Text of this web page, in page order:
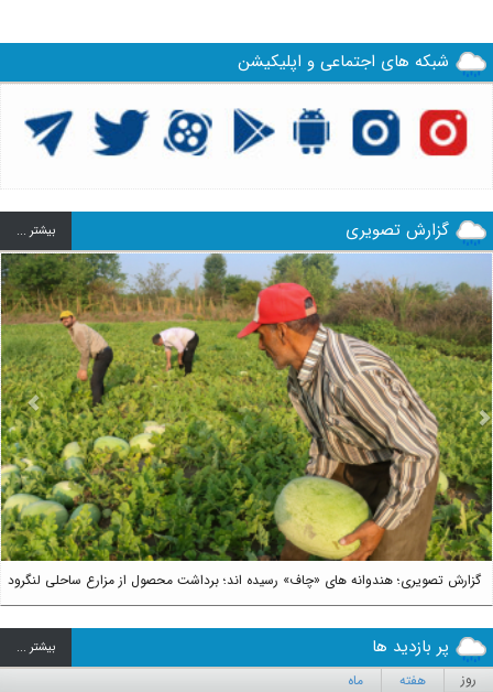
شبکه های اجتماعی و اپلیکیشن
گزارش تصویری بيشتر ...
گزارش تصویری؛ هندوانه های «چاف» رسیده اند؛ برداشت محصول از مزارع ساحلی لنگرود
Next
پر بازدید ها بيشتر ...
روز هفته ماه